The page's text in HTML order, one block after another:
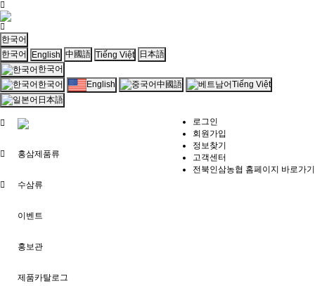
한국어
한국어
English 中國語 Tiếng Việt
日本語
한국어
한국어
English 中國語
Tiếng Việt
日本語
로그인
회원가입
정보찾기
고객센터
전북인삼농협 홈페이지 바로가기
홍삼제품류
수삼류
이벤트
홍보관
제품카탈로그
홈
홍
삼
류
삼